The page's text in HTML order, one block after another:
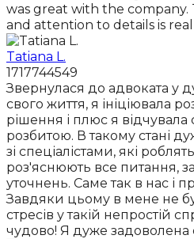
was great with the
and attention to details is
Tatiana L.
1717744549
Звернулася до адвоката у
свого життя, я ініціювала
рішення і плюс я відчувала
розбитою. В такому стані
зі спеціалістами, які
роз'яснюють все питання,
уточнень. Саме так в нас і
Завдяки цьому в мене не
стресів у такій непростій
чудово! Я дуже задоволена